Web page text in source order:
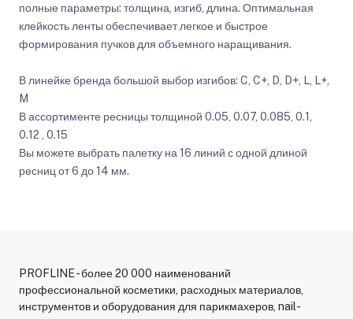
полные параметры: толщина, изгиб, длина. Оптимальная
клейкость ленты обеспечивает легкое и быстрое
формирования пучков для объемного наращивания.
В линейке бренда большой выбор изгибов: C, C+, D, D+, L, L+,
M
В ассортименте ресницы толщиной 0.05, 0.07, 0.085, 0.1,
0.12 , 0.15
Вы можете выбрать палетку на 16 линий с одной длиной
ресниц от 6 до 14 мм.
PROFLINE - более 20 000 наименований
профессиональной косметики, расходных материалов,
инструментов и оборудования для парикмахеров, nail-